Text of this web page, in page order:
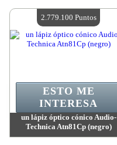
Cantidad disponible:4
un lápiz óptico cónico Audio-
Technica Atn81Cp (negro)
ESTO ME
INTERESA
2.779.100 Puntos